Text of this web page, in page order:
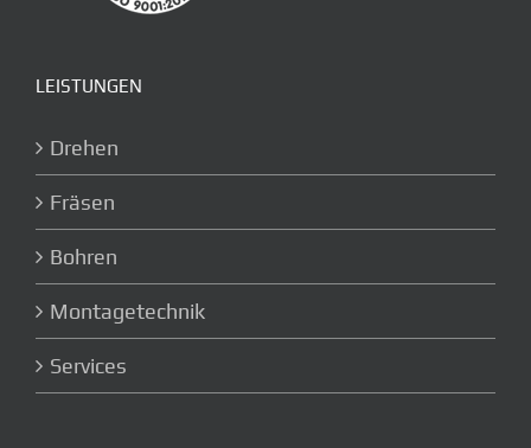
LEISTUNGEN
Drehen
Fräsen
Bohren
Montagetechnik
Services